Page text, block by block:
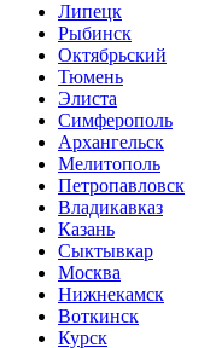
Липецк
Рыбинск
Октябрьский
Тюмень
Элиста
Симферополь
Архангельск
Мелитополь
Петропавловск
Владикавказ
Казань
Сыктывкар
Москва
Нижнекамск
Воткинск
Курск